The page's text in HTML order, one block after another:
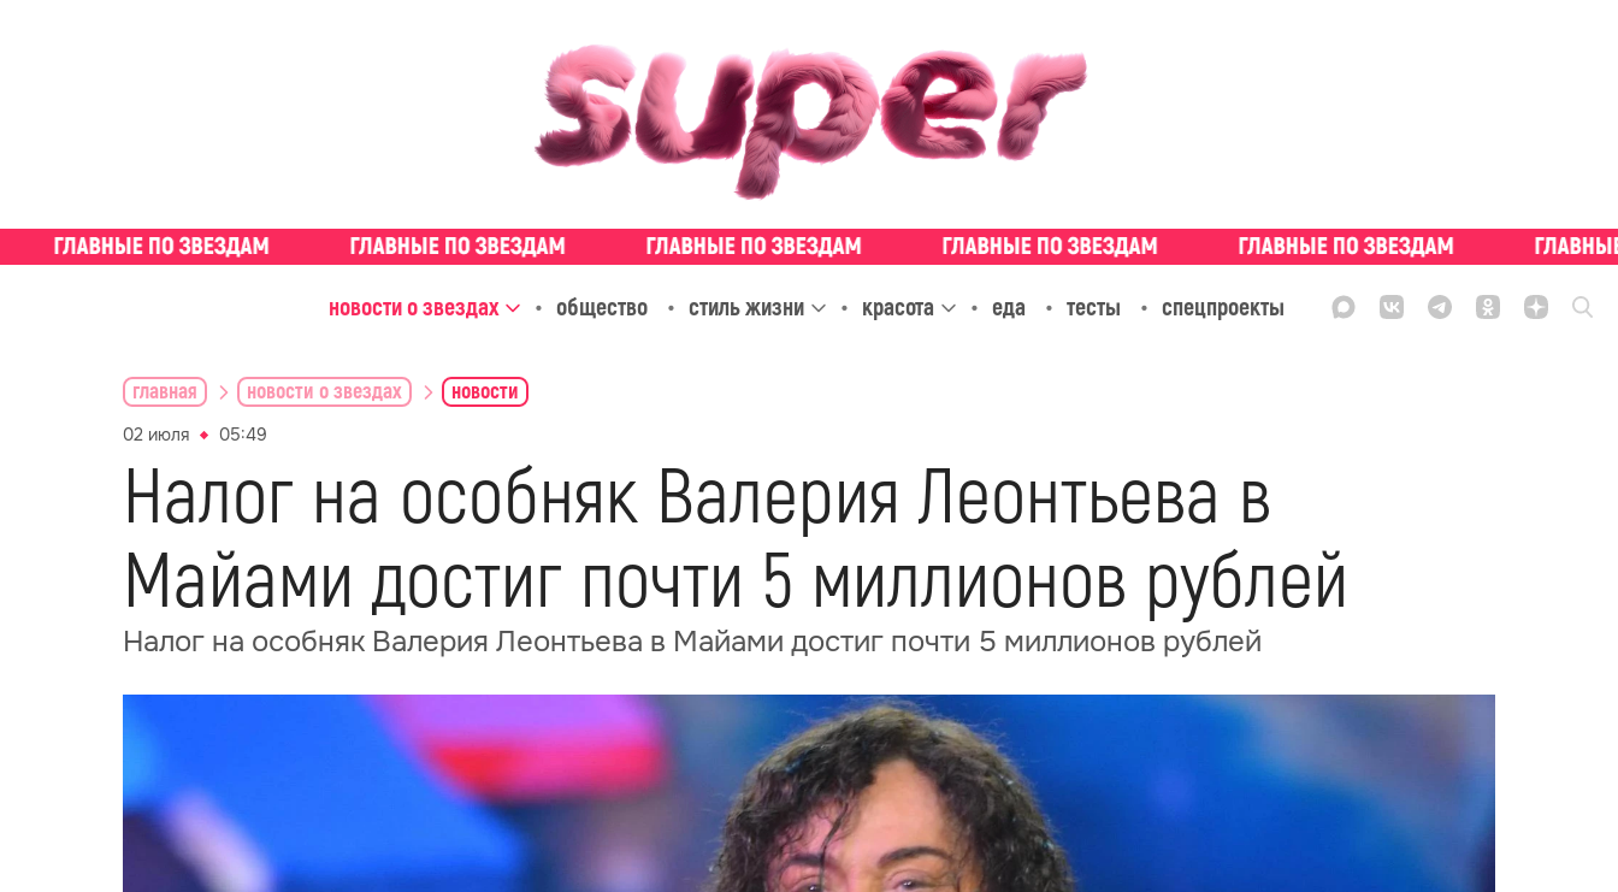
новости о звездах общество стиль жизни красота еда тесты спецпроекты
главная новости о звездах новости
02 июля 05:49
Налог на особняк Валерия Леонтьева в
Майами достиг почти 5 миллионов рублей
Налог на особняк Валерия Леонтьева в Майами достиг почти 5 миллионов рублей